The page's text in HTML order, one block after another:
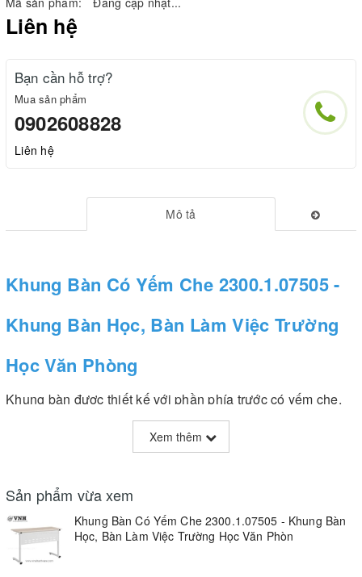
Liên hệ
Bạn cần hỗ trợ?
Mua sản phẩm
0902608828
Liên hệ
Mô tả
Khung Bàn Có Yếm Che 2300.1.07505 -
Khung Bàn Học, Bàn Làm Việc Trường
Học Văn Phòng
Khung bàn được thiết kế với phần phía trước có yếm che,
tinh tế, tạo cảm giác ngồi thảo mái
Khung bàn sử dụng chất liệu thép, chắc chắn, bền đẹp
Khung bàn có kích thước: 1200x500x750mm phù hợp cho
1 đến 2 người ngồi
Sử dụng khung bàn trên làm bàn trường học, bàn trung tâm
dạy lái xe, dạy tiếng anh, bàn phòng chờ, căn tin,... đều
Xem thêm
Sản phẩm vừa xem
Khung Bàn Có Yếm Che 2300.1.07505 - Khung Bàn
Học, Bàn Làm Việc Trường Học Văn Phòn